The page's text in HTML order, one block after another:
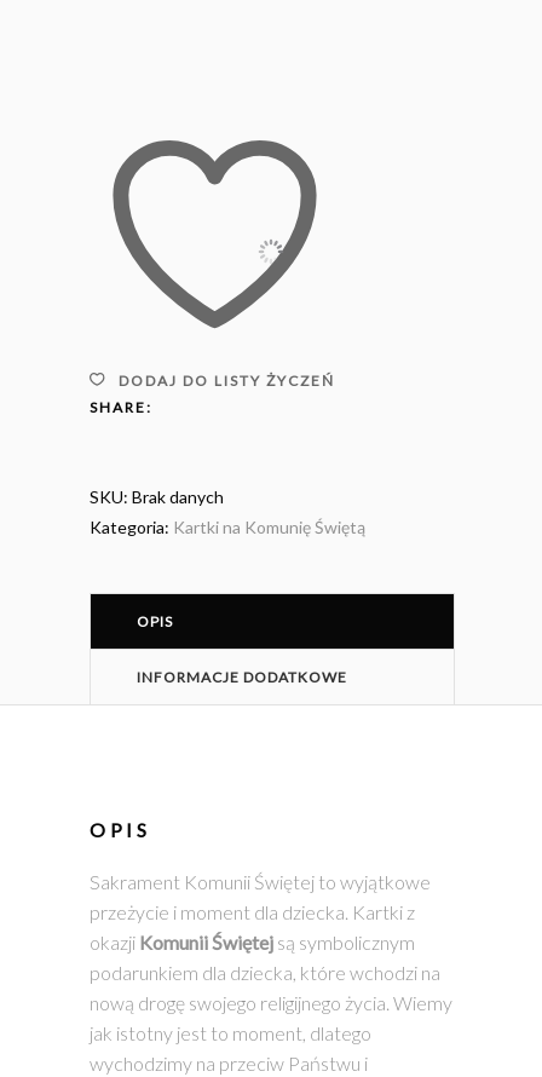
DODAJ DO LISTY ŻYCZEŃ
SHARE:
SKU: Brak danych
Kategoria: Kartki na Komunię Świętą
OPIS
INFORMACJE DODATKOWE
OPIS
Sakrament Komunii Świętej to wyjątkowe
przeżycie i moment dla dziecka. Kartki z
okazji Komunii Świętej są symbolicznym
podarunkiem dla dziecka, które wchodzi na
nową drogę swojego religijnego życia. Wiemy
jak istotny jest to moment, dlatego
wychodzimy na przeciw Państwu i